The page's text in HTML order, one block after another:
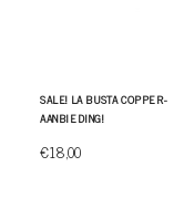
SALE! LA BUSTA COPPER-
AANBIEDING!
€18,00